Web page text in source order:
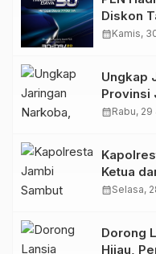
Diskon
GIIAS
calendar_monthKamis,
Ungkap
Provinsi
calendar_monthRabu,
Ketua
Perkuat
calendar_monthSelasa,
Dorong
Hijau,